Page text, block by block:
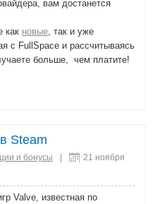
вам достанется
как новые, так и уже
с FullSpace и рассчитываясь
больше, чем платите!
Steam
и бонусы
21 ноября
Valve, известная по